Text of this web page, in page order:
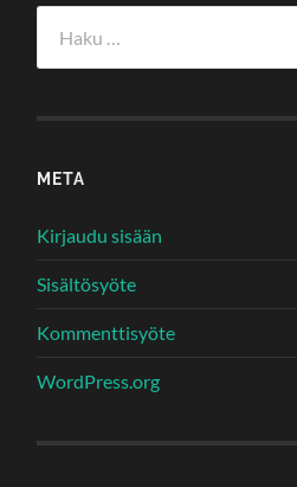
META
Kirjaudu sisään
Sisältösyöte
Kommenttisyöte
WordPress.org